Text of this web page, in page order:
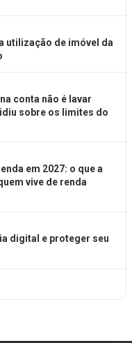
utilização de imóvel da
conta não é lavar
sobre os limites do
em 2027: o que a
vive de renda
digital e proteger seu